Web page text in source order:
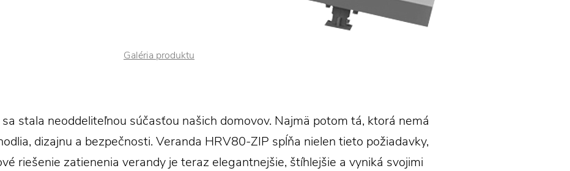
Galéria produktu
stala neoddeliteľnou súčasťou našich domovov. Najmä potom tá, ktorá nemá
dizajnu a bezpečnosti. Veranda HRV80-ZIP spĺňa nielen tieto požiadavky,
riešenie zatienenia verandy je teraz elegantnejšie, štíhlejšie a vyniká svojimi